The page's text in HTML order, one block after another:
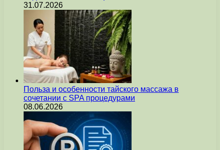
31.07.2026
Польза и особенности тайского массажа в
сочетании с SPA процедурами
08.06.2026